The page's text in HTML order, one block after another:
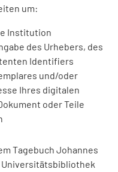
um:
Institution
des Urhebers, des
Identifiers
und/oder
Ihres digitalen
oder Teile
Tagebuch Johannes
Universitätsbibliothek